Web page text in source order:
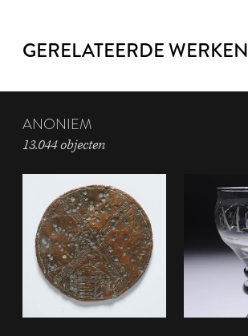
GERELATEERDE WERKEN
ANONIEM
13.044 objecten